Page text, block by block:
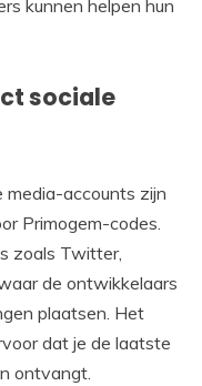
kunnen helpen hun
sociale
media-accounts zijn
Primogem-codes.
zoals Twitter,
de ontwikkelaars
plaatsen. Het
dat je de laatste
ontvangt.